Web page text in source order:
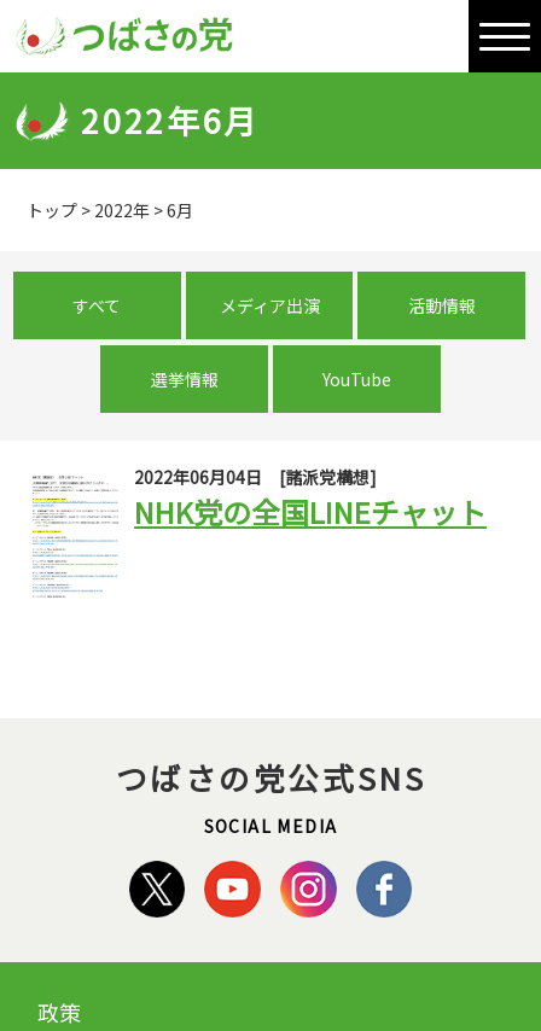
2022年6月
トップ > 2022年 >6月
すべて メディア出演 活動情報
選挙情報 YouTube
2022年06月04日 [諸派党構想]
NHK党の全国LINEチャット
つばさの党公式SNS
SOCIAL MEDIA
政策